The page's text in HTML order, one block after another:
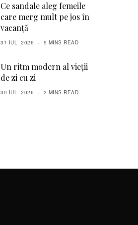
Ce sandale aleg femeile
care merg mult pe jos în
vacanță
31 IUL. 2026 5 MINS READ
Un ritm modern al vieții
de zi cu zi
30 IUL. 2026 2 MINS READ